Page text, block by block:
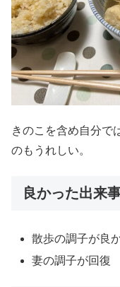
きのこを含め自分で
のもうれしい。
良かった出来
散歩の調子が良
妻の調子が回復